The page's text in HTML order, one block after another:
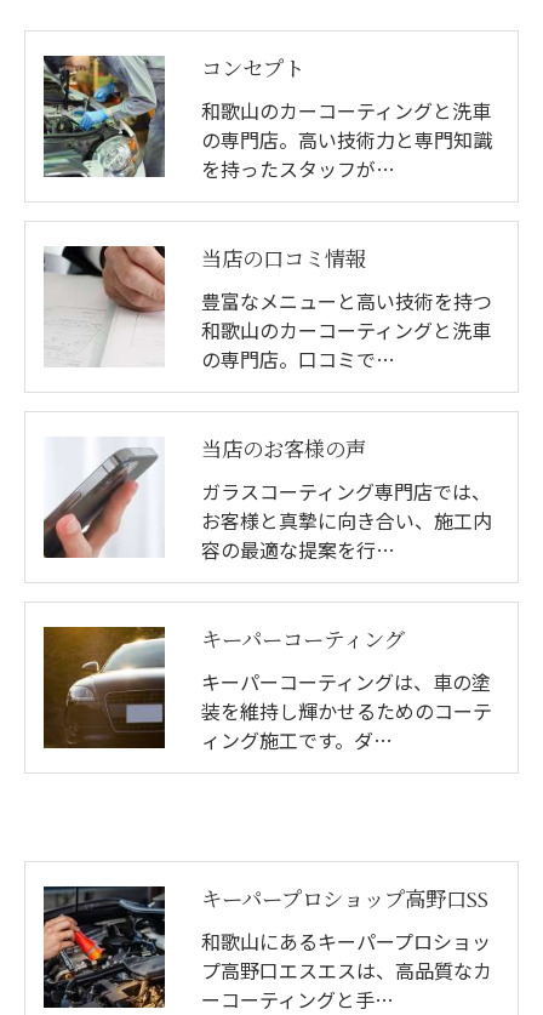
コンセプト
和歌山のカーコーティングと洗車
の専門店。高い技術力と専門知識
を持ったスタッフが…
当店の口コミ情報
豊富なメニューと高い技術を持つ
和歌山のカーコーティングと洗車
の専門店。口コミで…
当店のお客様の声
ガラスコーティング専門店では、
お客様と真摯に向き合い、施工内
容の最適な提案を行…
キーパーコーティング
キーパーコーティングは、車の塗
装を維持し輝かせるためのコーテ
ィング施工です。ダ…
キーパープロショップ高野口SS
和歌山にあるキーパープロショッ
プ高野口エスエスは、高品質なカ
ーコーティングと手…